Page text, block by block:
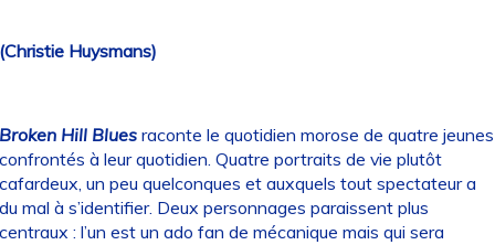
Huysmans)
Hill Blues raconte le quotidien morose de quatre jeunes
à leur quotidien. Quatre portraits de vie plutôt
un peu quelconques et auxquels tout spectateur a
mal à s’identifier. Deux personnages paraissent plus
: l’un est un ado fan de mécanique mais qui sera